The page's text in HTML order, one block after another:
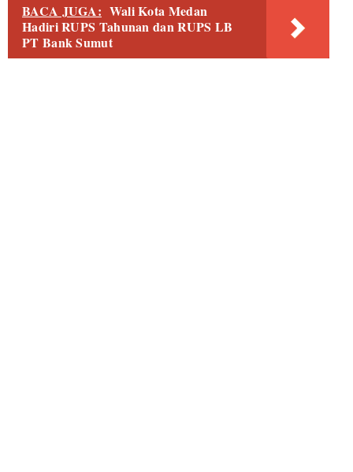
BACA JUGA: Wali Kota Medan
Hadiri RUPS Tahunan dan RUPS LB
PT Bank Sumut